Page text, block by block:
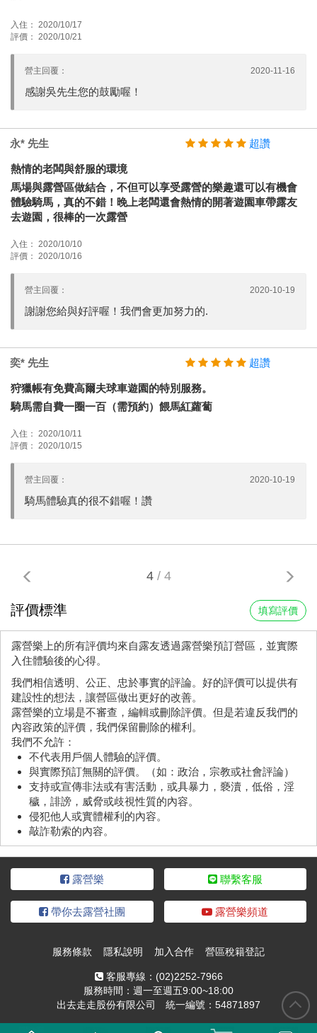
入住： 2020/10/17
評價： 2020/10/21
營主回覆： 2020-11-16
感謝吳先生您的鼓勵喔！
永* 先生 超讚
熱情的老闆與舒服的環境
馬場與露營區做結合，不但可以享受露營的樂趣還可以有機會
體驗騎馬，真的不錯！晚上老闆還會熱情的開著遊園車帶露友
去遊園，很棒的一次露營
入住： 2020/10/10
評價： 2020/10/16
營主回覆： 2020-10-19
謝謝您給與好評喔！我們會更加努力的.
奕* 先生 超讚
狩獵帳有免費高爾夫球車遊園的特別服務。
騎馬需自費一圈一百（需預約）餵馬紅蘿蔔
入住： 2020/10/11
評價： 2020/10/15
營主回覆： 2020-10-19
騎馬體驗真的很不錯喔！讚
4 / 4
評價標準 填寫評價
露營樂上的所有評價均來自露友透過露營樂預訂營區，並實際
入住體驗後的心得。
我們相信透明、公正、忠於事實的評論。好的評價可以提供有
建設性的想法，讓營區做出更好的改善。
露營樂的立場是不審查，編輯或刪除評價。但是若違反我們的
內容政策的評價，我們保留刪除的權利。
我們不允許：
不代表用戶個人體驗的評價。
與實際預訂無關的評價。（如：政治，宗教或社會評論）
支持或宣傳非法或有害活動，或具暴力，褻瀆，低俗，淫
穢，誹謗，威脅或歧視性質的內容。
侵犯他人或實體權利的內容。
敲詐勒索的內容。
露營樂 聯繫客服
帶你去露營社團 露營樂頻道
服務條款 隱私說明 加入合作 營區稅籍登記
客服專線： (02)2252-7966
服務時間：週一至週五9:00~18:00
出去走走股份有限公司 統一編號：54871897